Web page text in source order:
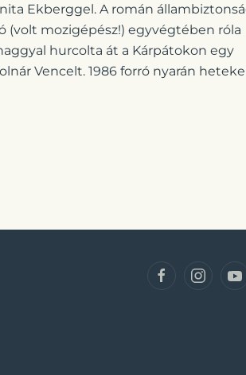
Ekberggel. A román
(volt mozigépész!) egyvégtében róla
hurcolta át a Kárpátokon egy
Vencelt. 1986 forró nyarán